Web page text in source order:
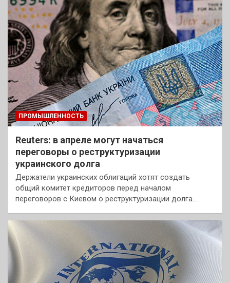
ПРОМЫШЛЕННОСТЬ
Reuters: в апреле могут начаться
переговоры о реструктуризации
украинского долга
Держатели украинских облигаций хотят создать
общий комитет кредиторов перед началом
переговоров с Киевом о реструктуризации долга…